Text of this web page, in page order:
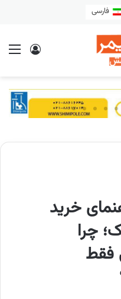
فارسی
خرید
چرا
فقط